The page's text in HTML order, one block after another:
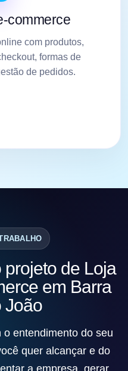
commerce
com produtos,
formas de
de pedidos.
de Loja
em Barra
João
entendimento do seu
quer alcançar e do
a empresa, gerar